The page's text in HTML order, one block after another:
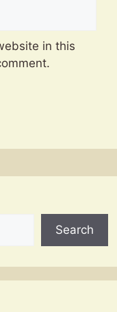
in this
Search